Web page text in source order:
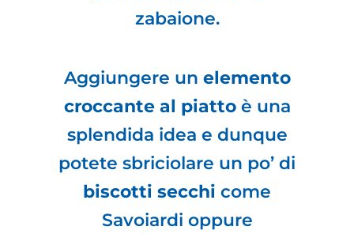
zabaione.
Aggiungere un elemento
croccante al piattoè una
splendida idea e dunque
potete sbriciolare un po’ di
biscotti secchi come
Savoiardi oppure